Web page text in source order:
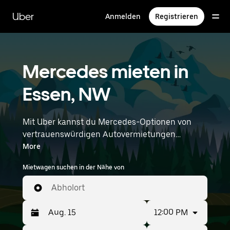
zum
Hauptinhalt
Uber Anmelden Registrieren
Mercedes mieten in
Essen, NW
Mit Uber kannst du Mercedes-Optionen von
vertrauenswürdigen Autovermietungen
durchstöbern. Finde den richtigen Leihwagen
von Mercedes für Besorgungen, Roadtrips oder
tägliche Fahrten. Egal, ob du Preis, Größe oder
Stil priorisierst: Hier findest du Optionen, die
deinen Wünschen entsprechen. Gib deine Zeit-
und Standortangaben (z. B. Düsseldorf Airport)
ein, um Mercedes-Vermietungen in deiner
More
Mietwagen suchen in der Nähe von
Abholort
12:00 PM